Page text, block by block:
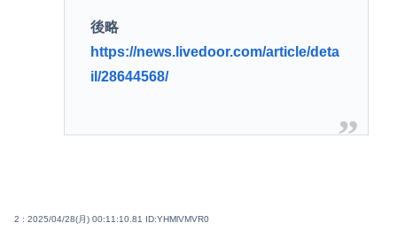
後略
https://news.livedoor.com/article/deta
il/28644568/
2 : 2025/04/28(月) 00:11:10.81 ID:YHMlVMVR0